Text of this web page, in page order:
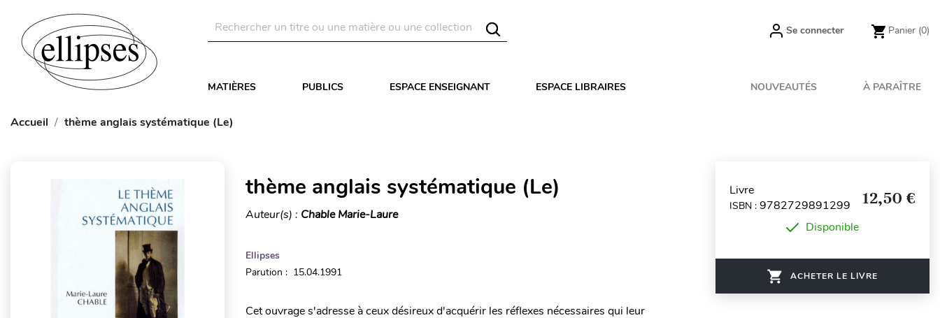
Se connecter Panier (0)
MATIÈRES PUBLICS ESPACE ENSEIGNANT ESPACE LIBRAIRES NOUVEAUTÉS À PARAÎTRE
Accueil thème anglais systématique (Le)
thème anglais systématique (Le)
Auteur(s) : Chable Marie-Laure
Ellipses
Parution : 15.04.1991
Cet ouvrage s'adresse à ceux désireux d'acquérir les réflexes nécessaires qui leur
Livre
ISBN : 9782729891299 12,50 €
Disponible
ACHETER LE LIVRE